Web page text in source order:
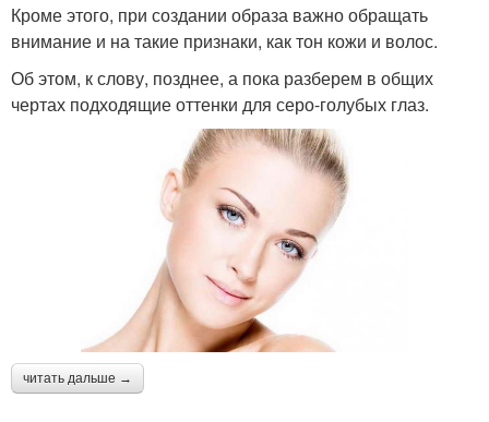
Кроме этого, при создании образа важно обращать
внимание и на такие признаки, как тон кожи и волос.
Об этом, к слову, позднее, а пока разберем в общих
чертах подходящие оттенки для серо-голубых глаз.
читать дальше →